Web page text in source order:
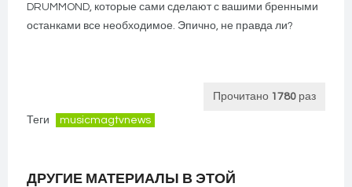
DRUMMOND, которые сами сделают с вашими бренными
останками все необходимое. Эпично, не правда ли?
Прочитано 1780 раз
Теги musicmagtvnews
ДРУГИЕ МАТЕРИАЛЫ В ЭТОЙ